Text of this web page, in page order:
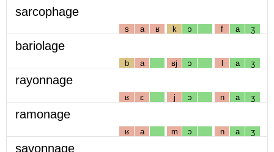
sarcophage
s a ʁ k ɔ f a ʒ
bariolage
b a ʁj ɔ l a ʒ
rayonnage
ʁ ɛ j ɔ n a ʒ
ramonage
ʁ a m ɔ n a ʒ
savonnage